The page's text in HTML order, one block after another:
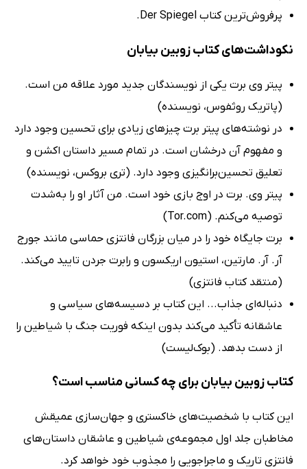
پرفروش‌ترین کتاب Der Spiegel.
نکوداشت‌های کتاب زوبین بیابان
پیتر وی برت یکی از نویسندگان جدید مورد علاقه من است.
(پاتریک روثفوس، نویسنده)
در نوشته‌های پیتر برت چیزهای زیادی برای تحسین وجود دارد
و مفهوم آن درخشان است. در تمام مسیر داستان اکشن و
تعلیق تحسین‌برانگیزی وجود دارد. (تری بروکس، نویسنده)
پیتر وی. برت در اوج بازی خود است. من آثار او را به‌شدت
توصیه می‌کنم. (Tor.com)
برت جایگاه خود را در میان بزرگان فانتزی حماسی مانند جورج
آر. آر. مارتین، استیون اریکسون و رابرت جردن تایید می‌کند.
(منتقد کتاب فانتزی)
دنباله‌ای جذاب... این کتاب بر دسیسه‌های سیاسی و
عاشقانه تأکید می‌کند بدون اینکه فوریت جنگ با شیاطین را
از دست بدهد. (بوک‌لیست)
کتاب زوبین بیابان برای چه کسانی مناسب است؟
این کتاب با شخصیت‌های خاکستری و جهان‌سازی عمیقش
مخاطبان جلد اول مجموعه‌ی شیاطین و عاشقان داستان‌های
فانتزی تاریک و ماجراجویی را مجذوب خود خواهد کرد.